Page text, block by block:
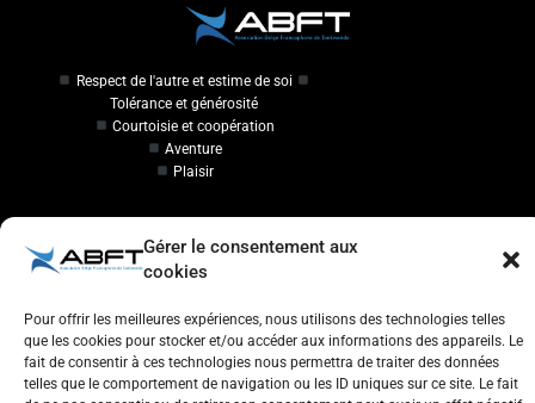
Gérer le consentement aux
cookies
Pour offrir les meilleures expériences, nous utilisons des technologies telles
que les cookies pour stocker et/ou accéder aux informations des appareils. Le
fait de consentir à ces technologies nous permettra de traiter des données
telles que le comportement de navigation ou les ID uniques sur ce site. Le fait
Respect de l'autre et estime de soi
Tolérance et générosité
Courtoisie et coopération
Aventure
Plaisir
Initiateur en Taekwondo
Contact
Association Belge Francophone de Taekwondo